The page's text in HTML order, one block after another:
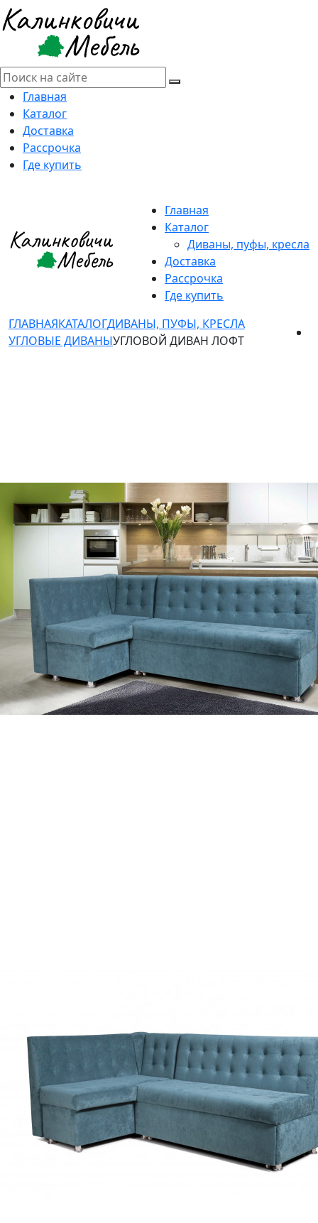
Главная
Каталог
Доставка
Рассрочка
Где купить
Главная
Каталог
Диваны, пуфы, кресла
Доставка
Рассрочка
Где купить
ГЛАВНАЯКАТАЛОГДИВАНЫ, ПУФЫ, КРЕСЛА
УГЛОВЫЕ ДИВАНЫУГЛОВОЙ ДИВАН ЛОФТ